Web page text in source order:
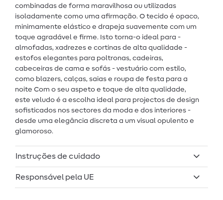
combinadas de forma maravilhosa ou utilizadas
isoladamente como uma afirmação. O tecido é opaco,
minimamente elástico e drapeja suavemente com um
toque agradável e firme. Isto torna-o ideal para -
almofadas, xadrezes e cortinas de alta qualidade -
estofos elegantes para poltronas, cadeiras,
cabeceiras de cama e sofás - vestuário com estilo,
como blazers, calças, saias e roupa de festa para a
noite Com o seu aspeto e toque de alta qualidade,
este veludo é a escolha ideal para projectos de design
sofisticados nos sectores da moda e dos interiores -
desde uma elegância discreta a um visual opulento e
glamoroso.
Instruções de cuidado
Responsável pela UE